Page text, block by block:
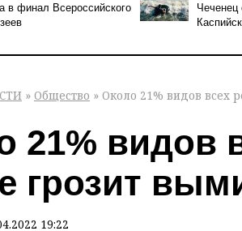
в финал Всероссийского
Чеченец
» Общество » Около 21% видов всех
21% видов
грозит
19:22